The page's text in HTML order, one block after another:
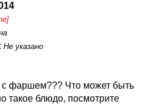
Не указано
фаршем??? Что может быть
такое блюдо, посмотрите